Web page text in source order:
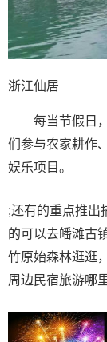
浙江仙居
每当节假日，
们参与农家耕作
娱乐项目。
;还有的重点推出
的可以去皤滩古
竹原始森林逛逛
周边民宿旅游哪